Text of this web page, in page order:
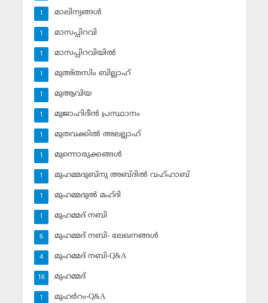
മാലിന്യങ്ങള്‍
1
മാസപ്പിറവി
1
മാസപ്പിറവിയില്‍
1
മുഅ്തസിം ബില്ലാഹ്
1
മുആവിയ
1
മുജാഹിദീന്‍ പ്രസ്ഥാനം
1
മുതവക്കില്‍ അലല്ലാഹ്
1
മുന്നൊരുക്കങ്ങള്‍
1
മുഹമ്മദുബ്‌നു അബ്ദില്‍ വഹ്ഹാബ്
1
മുഹമ്മദുല്‍ മഹ്ദി
1
മുഹമ്മദ് നബി
1
മുഹമ്മദ് നബി- ലേഖനങ്ങള്‍
6
മുഹമ്മദ് നബി-Q&A
4
മുഹമ്മദ്‌
16
മുഹര്‍റം-Q&A
1